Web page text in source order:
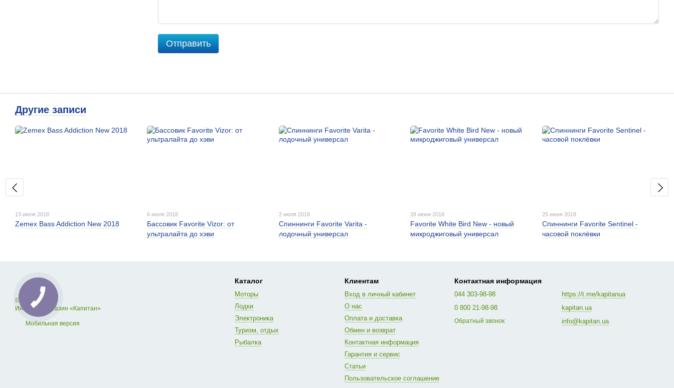
Отправить
Другие записи
13 июля 2018
Zemex Bass Addiction New 2018
6 июля 2018
Бассовик Favorite Vizor: от
ультралайта до хэви
2 июля 2018
Спиннинги Favorite Varita -
лодочный универсал
28 июня 2018
Favorite White Bird New - новый
микроджиговый универсал
25 июня 2018
Спиннинги Favorite Sentinel -
часовой поклёвки
© 2012—2026
Интернет-магазин «Капитан»
Мобильная версия
Каталог
Моторы
Лодки
Электроника
Туризм, отдых
Рыбалка
Клиентам
Вход в личный кабинет
О нас
Оплата и доставка
Обмен и возврат
Контактная информация
Гарантия и сервис
Статьи
Пользовательское соглашение
Контактная информация
044 303-98-98
0 800 21-98-98
Обратный звонок
https://t.me/kapitanua
kapitan.ua
info@kapitan.ua